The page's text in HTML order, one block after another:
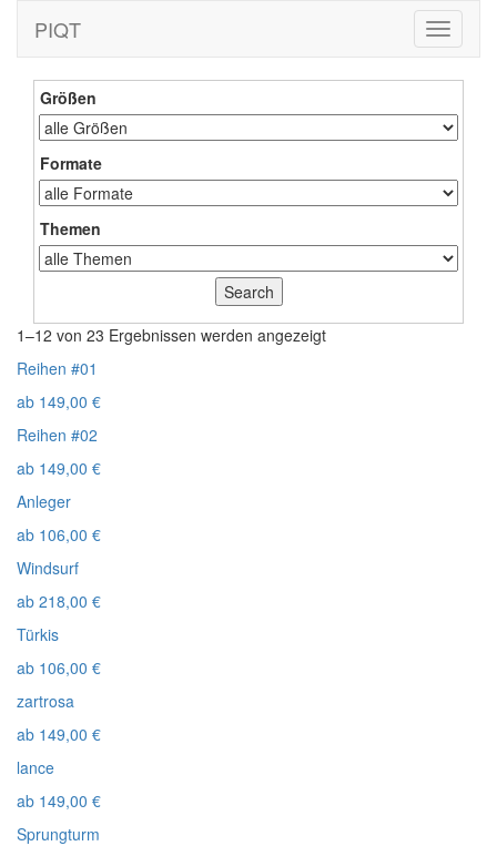
Toggle
PIQT
Größen
Formate
Themen
1–12 von 23 Ergebnissen werden angezeigt
Reihen #01
ab 149,00 €
Reihen #02
ab 149,00 €
Anleger
ab 106,00 €
Windsurf
ab 218,00 €
Türkis
ab 106,00 €
zartrosa
ab 149,00 €
lance
ab 149,00 €
Sprungturm